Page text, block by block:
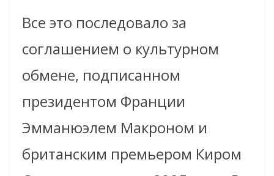
Все это последовало за
соглашением о культурном
обмене, подписанном
президентом Франции
Эмманюэлем Макроном и
британским премьером Киром